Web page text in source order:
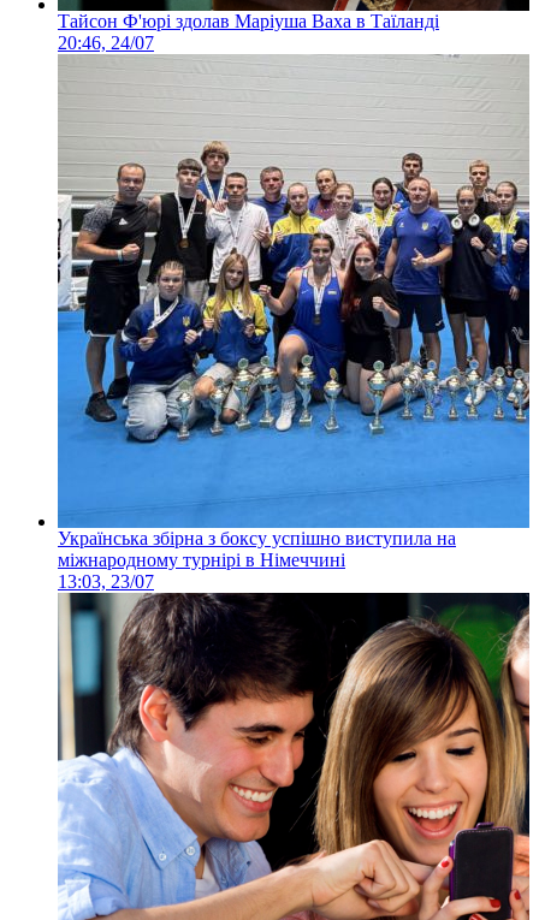
Тайсон Ф'юрі здолав Маріуша Ваха в Таїланді
20:46, 24/07
Українська збірна з боксу успішно виступила на
міжнародному турнірі в Німеччині
13:03, 23/07